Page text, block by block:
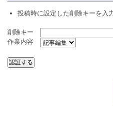
投稿時に設定した削除キーを入
削除キー
作業内容